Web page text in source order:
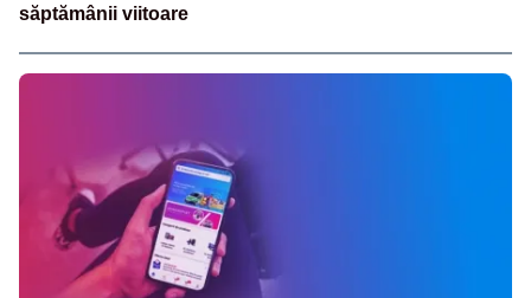
săptămânii viitoare